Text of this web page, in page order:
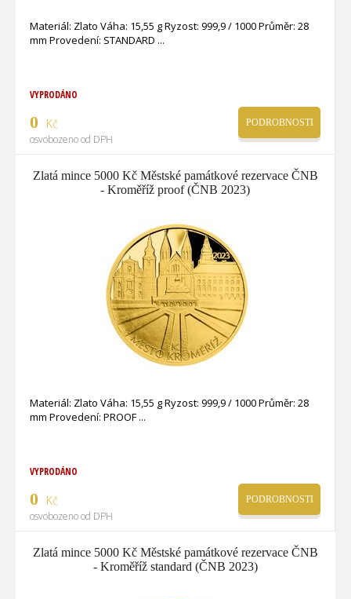
Materiál: Zlato Váha: 15,55 g Ryzost: 999,9 / 1000 Průměr: 28
mm Provedení: STANDARD
VYPRODÁNO
0 Kč
osvobozeno od DPH
PODROBNOSTI
Zlatá mince 5000 Kč Městské památkové rezervace ČNB
- Kroměříž proof (ČNB 2023)
Materiál: Zlato Váha: 15,55 g Ryzost: 999,9 / 1000 Průměr: 28
mm Provedení: PROOF
VYPRODÁNO
0 Kč
osvobozeno od DPH
PODROBNOSTI
Zlatá mince 5000 Kč Městské památkové rezervace ČNB
- Kroměříž standard (ČNB 2023)